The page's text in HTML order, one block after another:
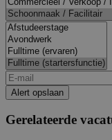
Alert opslaan
Gerelateerde